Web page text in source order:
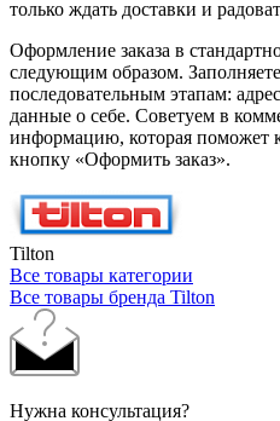
только ждать доставки и
Оформление заказа в
следующим образом.
последовательным этапам:
данные о себе. Советуем в
информацию, которая поможет
кнопку «Оформить заказ».
Tilton
Все товары категории
Все товары бренда Tilton
Нужна консультация?